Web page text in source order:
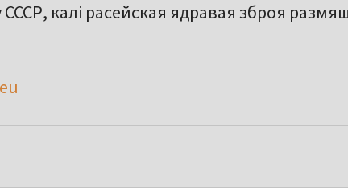
калі расейская ядравая зброя